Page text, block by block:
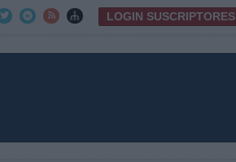
    LOGIN SUSCRIPTORES